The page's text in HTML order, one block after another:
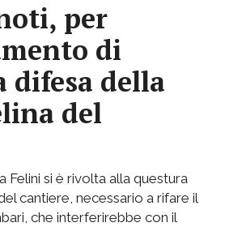
per
di
difesa della
del
Felini si è rivolta alla questura
cantiere, necessario a rifare il
che interferirebbe con il